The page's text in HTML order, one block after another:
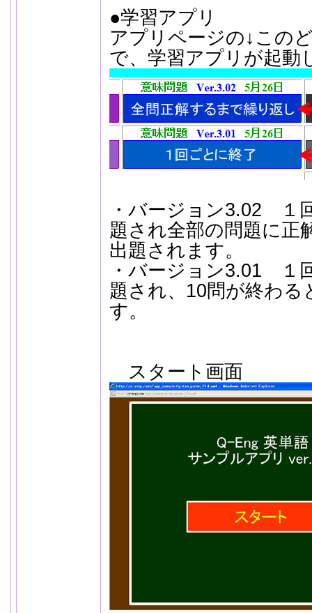
●学習アプリ
アプリページの↓この
で、学習アプリが起動
・バージョン3.02 １
題され全部の問題に正
出題されます。
・バージョン3.01 １
題され、10問が終わ
す。
スタート画面